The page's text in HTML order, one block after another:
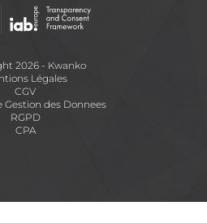
2026 - Kwanko
Légales
CGV
Gestion des Donnees
RGPD
CPA